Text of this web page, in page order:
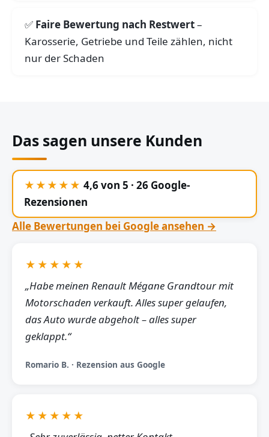
Faire Bewertung nach Restwert–
Karosserie, Getriebe und Teile zählen, nicht
nur der Schaden
Das sagen unsere Kunden
★★★★★ 4,6 von 5 · 26 Google-
Rezensionen
Alle Bewertungen bei Google ansehen →
★★★★★
„Habe meinen Renault Mégane Grandtour mit
Motorschaden verkauft. Alles super gelaufen,
das Auto wurde abgeholt – alles super
geklappt.“
Romario B. · Rezension aus Google
★★★★★